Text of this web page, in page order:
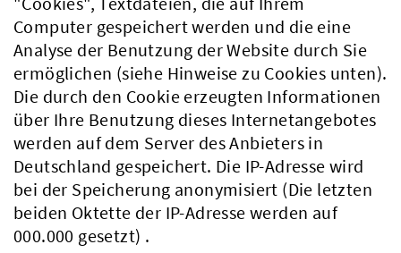
Computer gespeichert werden und die eine
Analyse der Benutzung der Website durch Sie
ermöglichen (siehe Hinweise zu Cookies unten).
Die durch den Cookie erzeugten Informationen
über Ihre Benutzung dieses Internetangebotes
werden auf dem Server des Anbieters in
Deutschland gespeichert. Die IP-Adresse wird
bei der Speicherung anonymisiert (Die letzten
beiden Oktette der IP-Adresse werden auf
000.000 gesetzt) .